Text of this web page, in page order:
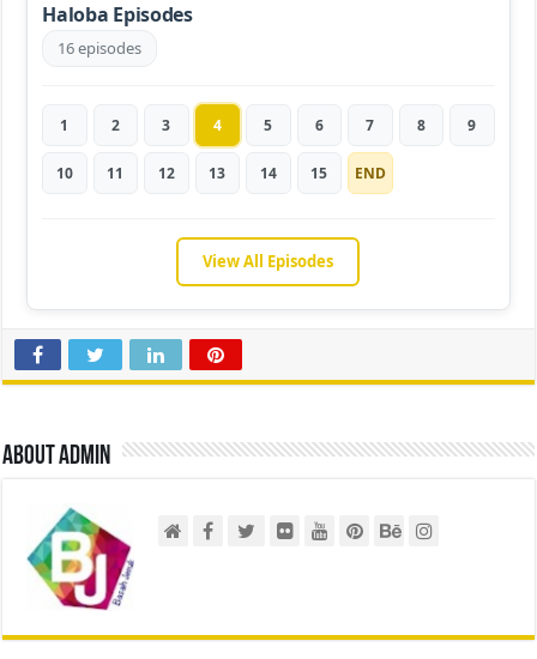
Haloba Episodes
16 episodes
1 2 3 4 5 6 7 8 9
10 11 12 13 14 15 END
View All Episodes
About admin